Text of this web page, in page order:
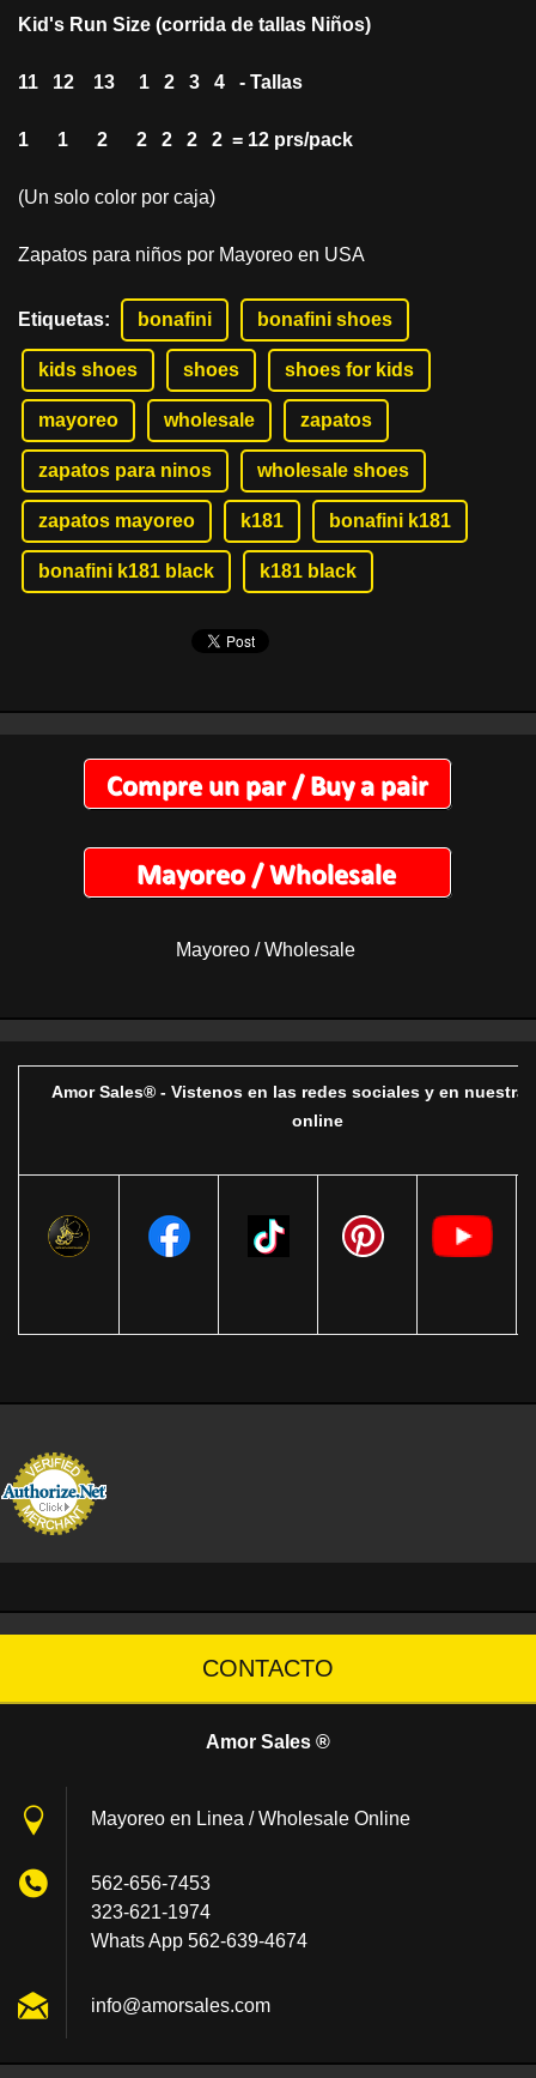
Kid's Run Size (corrida de tallas Niños)
11 12 13 1 2 3 4 - Tallas
1 1 2 2 2 2 2 = 12 prs/pack
(Un solo color por caja)
Zapatos para niños por Mayoreo en USA
Etiquetas: bonafini bonafini shoes
kids shoes shoes shoes for kids
mayoreo wholesale zapatos
zapatos para ninos wholesale shoes
zapatos mayoreo k181 bonafini k181
bonafini k181 black k181 black
Mayoreo / Wholesale
Amor Sales® - Vistenos en las redes sociales y en nuestra
online
CONTACTO
Amor Sales ®
Mayoreo en Linea / Wholesale Online
562-656-7453
323-621-1974
Whats App 562-639-4674
info@amorsales.com